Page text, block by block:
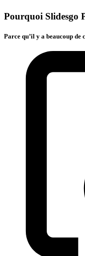
Pourquoi Slidesgo
Parce qu’il y a beaucoup de